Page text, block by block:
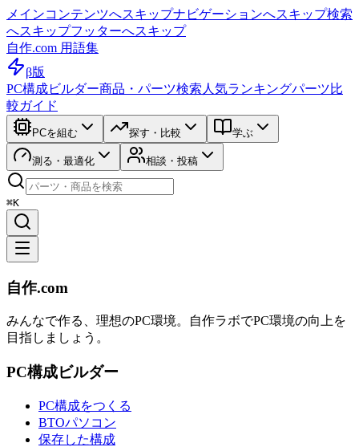
メインコンテンツへスキップナビゲーションへスキップ検索
へスキップフッターへスキップ
自作.com 用語集
β版
PC構成ビルダー商品・パーツ検索 人気ランキングパーツ比
較ガイド
PCを組む 探す・比較 学ぶ
測る・最適化 相談・投稿
⌘K
自作.com
みんなで作る、理想のPC環境。 自作ラボでPC環境の向上を
目指しましょう。
PC構成ビルダー
PC構成をつくる
BTOパソコン
保存した構成